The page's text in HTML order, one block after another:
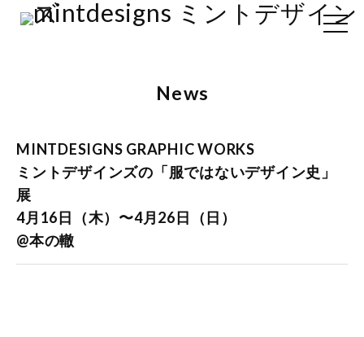
News
MINTDESIGNS GRAPHIC WORKS
ミントデザインズの「服ではないデザイン史」
展
4月16日（木）〜4月26日（日）
@本の轍